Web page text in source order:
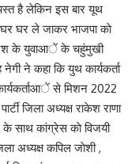
है लेकिन इस बार यूथ
घर घर ले जाकर भाजपा काे
के युवाआें के चहुंमुखी
ने कहा कि युथ कार्यकर्ता
कार्यकर्ताआें से मिशन 2022
जिला अध्यक्ष राकेश राणा
के साथ कांग्रेस काे विजयी
अध्यक्ष कपिल जाेशी ,